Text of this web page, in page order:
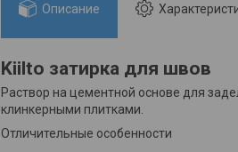
Описание
Kiilto затирка для швов
Раствор на цементной основе для
клинкерными плитками.
Отличительные особенности